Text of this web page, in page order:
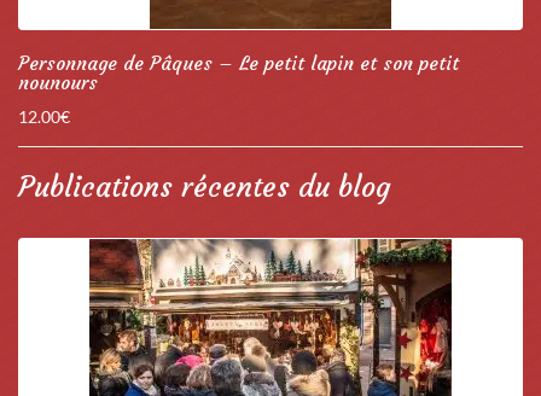
Personnage de Pâques – Le petit lapin et son petit
nounours
12.00€
Publications récentes du blog